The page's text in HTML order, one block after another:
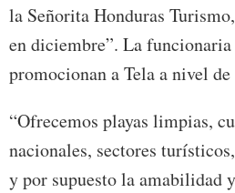
la Señorita Honduras
en diciembre”. La
promocionan a Tela a nivel
“Ofrecemos playas limpias,
nacionales, sectores
y por supuesto la amabilidad